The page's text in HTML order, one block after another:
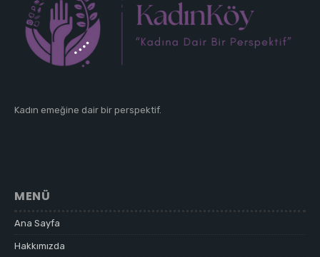
Kadın emeğine dair bir perspektif.
MENÜ
Ana Sayfa
Hakkımızda